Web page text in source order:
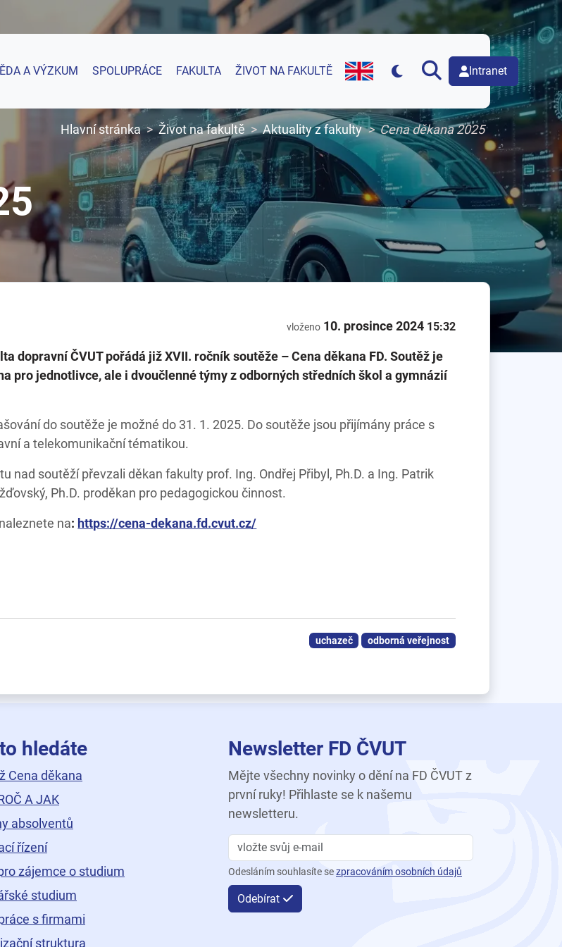
A VÝZKUM SPOLUPRÁCE FAKULTA ŽIVOT NA FAKULTĚ
English version of web page
Intranet
Hlavní stránka Život na fakultě Aktuality z fakulty Cena děkana 2025
vloženo 10. prosince 2024 15:32
dopravní ČVUT pořádá již XVII. ročník soutěže – Cena děkana FD. Soutěž je
pro jednotlivce, ale i dvoučlenné týmy z odborných středních škol a gymnázií
do soutěže je možné do 31. 1. 2025. Do soutěže jsou přijímány práce s
a telekomunikační tématikou.
nad soutěží převzali děkan fakulty prof. Ing. Ondřej Přibyl, Ph.D. a Ing. Patrik
Ph.D. proděkan pro pedagogickou činnost.
na: https://cena-dekana.fd.cvut.cz/
uchazeč odborná veřejnost
hledáte
Cena děkana
A JAK
absolventů
řízení
zájemce o studium
studium
s firmami
struktura
Newsletter FD ČVUT
Mějte všechny novinky o dění na FD ČVUT z
první ruky! Přihlaste se k našemu
newsletteru.
Odesláním souhlasíte sezpracováním osobních údajů
Odebírat